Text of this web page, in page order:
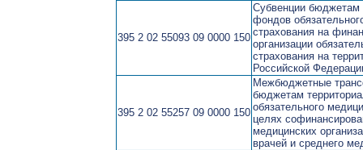
395 2 02 55093 09 0000 150
Субвенции бюджетам
фондов
страхования на
организации
страхования на
Российской
395 2 02 55257 09 0000 150
Межбюджетные
бюджетам
обязательного
целях
медицинских
врачей и среднего